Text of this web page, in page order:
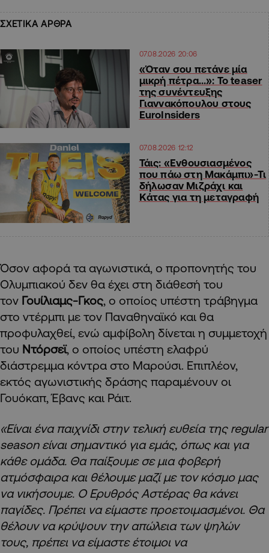
ΣΧΕΤΙΚΑ ΑΡΘΡΑ
07.08.2026 20:06
«Όταν σου πετάνε μία
μικρή πέτρα…»: Το teaser
της συνέντευξης
Γιαννακόπουλου στους
EuroInsiders
07.08.2026 12:12
Τάις: «Ενθουσιασμένος
που πάω στη Μακάμπι»-Τι
δήλωσαν Μιζράχι και
Κάτας για τη μεταγραφή
Όσον αφορά τα αγωνιστικά, ο προπονητής του
Ολυμπιακού δεν θα έχει στη διάθεσή του
τον Γουίλιαμς-Γκος, ο οποίος υπέστη τράβηγμα
στο ντέρμπι με τον Παναθηναϊκό και θα
προφυλαχθεί, ενώ αμφίβολη δίνεται η συμμετοχή
του Ντόρσεϊ, ο οποίος υπέστη ελαφρύ
διάστρεμμα κόντρα στο Μαρούσι. Επιπλέον,
εκτός αγωνιστικής δράσης παραμένουν οι
Γουόκαπ, Έβανς και Ράιτ.
«Είναι ένα παιχνίδι στην τελική ευθεία της regular
season είναι σημαντικό για εμάς, όπως και για
κάθε ομάδα. Θα παίξουμε σε μια φοβερή
ατμόσφαιρα και θέλουμε μαζί με τον κόσμο μας
να νικήσουμε. Ο Ερυθρός Αστέρας θα κάνει
παγίδες. Πρέπει να είμαστε προετοιμασμένοι. Θα
θέλουν να κρύψουν την απώλεια των ψηλών
τους, πρέπει να είμαστε έτοιμοι να